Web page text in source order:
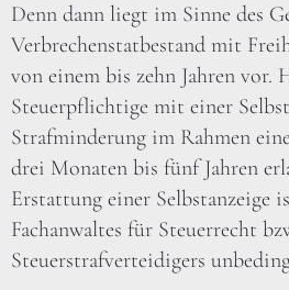
Denn dann liegt im Sinne des
Verbrechenstatbestand mit
von einem bis zehn Jahren vor.
Steuerpflichtige mit einer
Strafminderung im Rahmen
drei Monaten bis fünf Jahren
Erstattung einer Selbstanzeige
Fachanwaltes für Steuerrecht
Steuerstrafverteidigers